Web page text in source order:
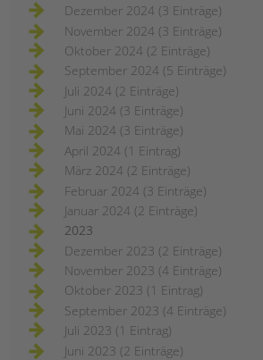
Dezember 2024 (3 Einträge)
November 2024 (3 Einträge)
Oktober 2024 (2 Einträge)
September 2024 (5 Einträge)
Juli 2024 (2 Einträge)
Juni 2024 (3 Einträge)
Mai 2024 (3 Einträge)
April 2024 (1 Eintrag)
März 2024 (2 Einträge)
Februar 2024 (3 Einträge)
Januar 2024 (2 Einträge)
2023
Dezember 2023 (2 Einträge)
November 2023 (4 Einträge)
Oktober 2023 (1 Eintrag)
September 2023 (4 Einträge)
Juli 2023 (1 Eintrag)
Juni 2023 (2 Einträge)